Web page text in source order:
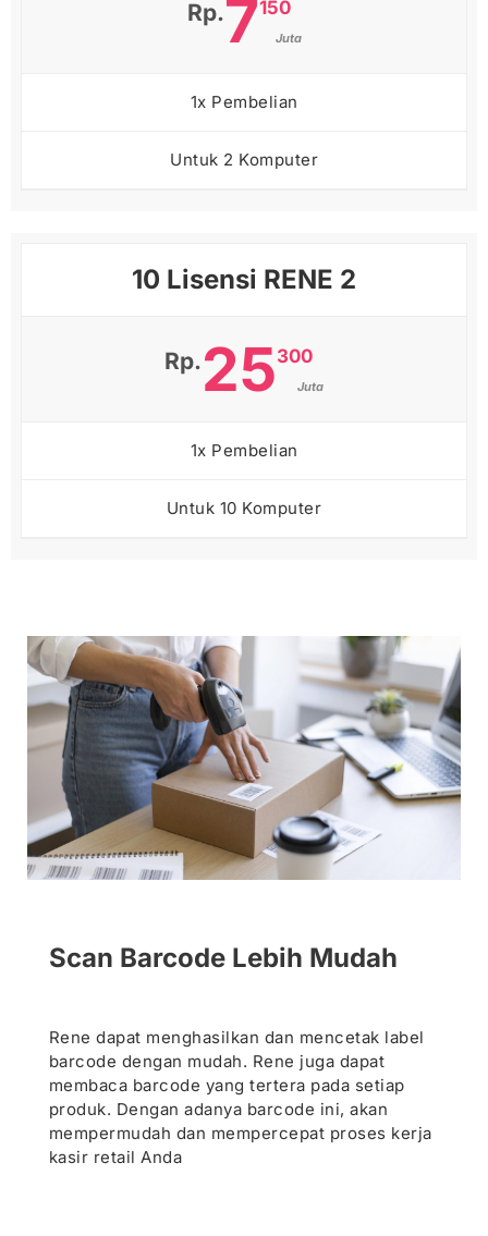
Rp.7150
Juta
1x Pembelian
Untuk 2 Komputer
10 Lisensi RENE 2
Rp.25300
Juta
1x Pembelian
Untuk 10 Komputer
Scan Barcode Lebih Mudah
Rene dapat menghasilkan dan mencetak label
barcode dengan mudah. Rene juga dapat
membaca barcode yang tertera pada setiap
produk. Dengan adanya barcode ini, akan
mempermudah dan mempercepat proses kerja
kasir retail Anda